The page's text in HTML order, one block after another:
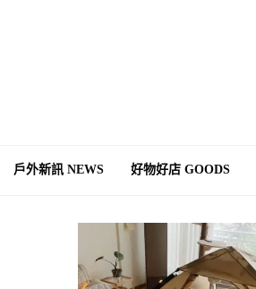
戶外新訊 NEWS 好物好店 GOODS